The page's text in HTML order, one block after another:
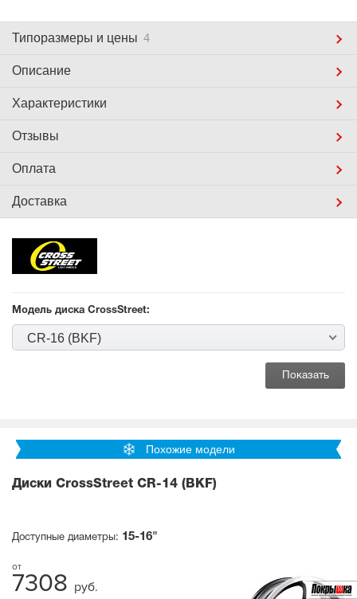
Типоразмеры и цены 4
Описание
Характеристики
Отзывы
Оплата
Доставка
Модель диска CrossStreet:
CR-16 (BKF)
Похожие модели
Диски CrossStreet CR-14 (BKF)
Доступные диаметры: 15-16"
7308 руб.